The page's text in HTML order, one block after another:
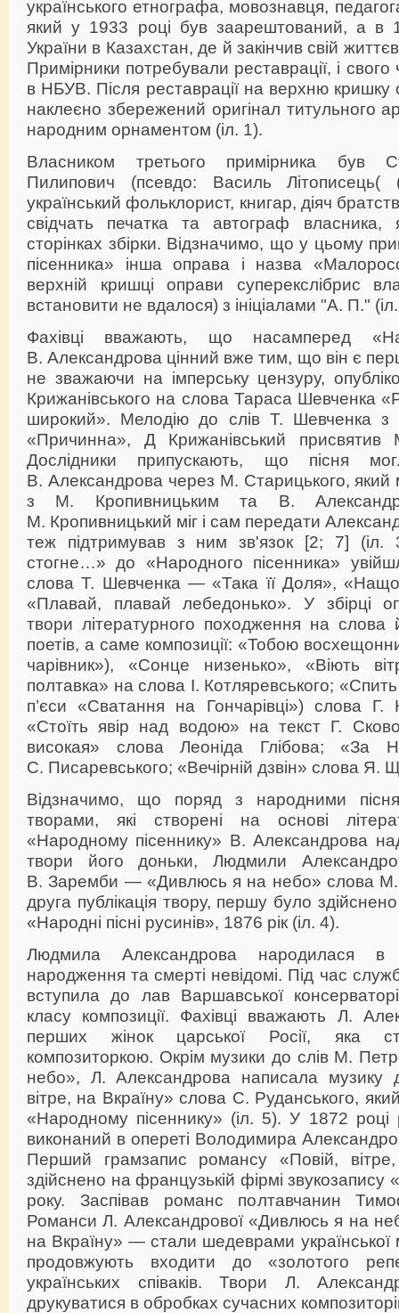
українського етнографа, мовознавця,
який у 1933 році був заарештований, а
України в Казахстан, де й закінчив свій
Примірники потребували реставрації, і
в НБУВ. Після реставрації на верхню кришку
наклеєно збережений оригінал титульного
народним орнаментом (іл. 1).
Власником третього примірника був
Пилипович (псевдо: Василь Літописець(
український фольклорист, книгар, діяч
свідчать печатка та автограф власника,
сторінках збірки. Відзначимо, що у цьому
пісенника» інша оправа і назва
верхній кришці оправи суперекслібрис
встановити не вдалося) з ініціалами "А. П."
Фахівці вважають, що насамперед
В. Александрова цінний вже тим, що він є
не зважаючи на імперську цензуру,
Крижанівського на слова Тараса Шевченка
широкий». Мелодію до слів Т. Шевченка з
«Причинна», Д Крижанівський присвятив
Дослідники припускають, що пісня
В. Александрова через М. Старицького, який
з М. Кропивницьким та В.
М. Кропивницький міг і сам передати
теж підтримував з ним зв'язок [2; 7] (іл.
стогне…» до «Народного пісенника»
слова Т. Шевченка — «Така її Доля», «Нащо
«Плавай, плавай лебедонько». У збірці
твори літературного походження на слова
поетів, а саме композиції: «Тобою
чарівник»), «Сонце низенько», «Віють
полтавка» на слова І. Котляревського;
п’єси «Сватання на Гончарівці») слова Г.
«Стоїть явір над водою» на текст Г.
високая» слова Леоніда Глібова; «За
С. Писаревського; «Вечірній дзвін» слова Я.
Відзначимо, що поряд з народними
творами, які створені на основі
«Народному пісеннику» В. Александрова
твори його доньки, Людмили
В. Заремби — «Дивлюсь я на небо» слова М.
друга публікація твору, першу було
«Народні пісні русинів», 1876 рік (іл. 4).
Людмила Александрова народилася в
народження та смерті невідомі. Під час
вступила до лав Варшавської
класу композиції. Фахівці вважають Л.
перших жінок царської Росії, яка
композиторкою. Окрім музики до слів М.
небо», Л. Александрова написала музику
вітре, на Вкраїну» слова С. Руданського,
«Народному пісеннику» (іл. 5). У 1872
виконаний в опереті Володимира
Перший грамзапис романсу «Повій,
здійснено на французькій фірмі
року. Заспівав романс полтавчанин
Романси Л. Александрової «Дивлюсь я на
на Вкраїну» — стали шедеврами української
продовжують входити до «золотого
українських співаків. Твори Л.
друкуватися в обробках сучасних